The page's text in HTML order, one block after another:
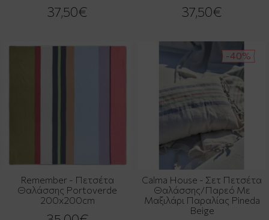
37,50€ 37,50€
Remember - Πετσέτα
Θαλάσσης Portoverde
200x200cm
-40%
Calma House - Σετ Πετσέτα
Θαλάσσης/Παρεό Με
Μαξιλάρι Παραλίας Pineda
Beige